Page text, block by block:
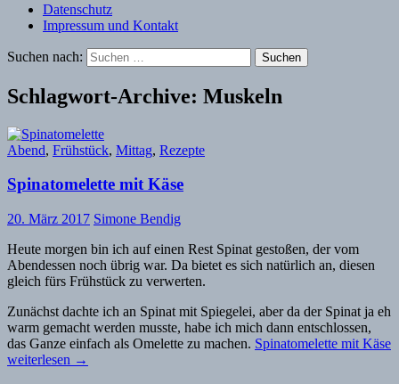
Datenschutz
Impressum und Kontakt
Suchen nach:
Schlagwort-Archive: Muskeln
Abend, Frühstück, Mittag, Rezepte
Spinatomelette mit Käse
20. März 2017 Simone Bendig
Heute morgen bin ich auf einen Rest Spinat gestoßen, der vom
Abendessen noch übrig war. Da bietet es sich natürlich an, diesen
gleich fürs Frühstück zu verwerten.
Zunächst dachte ich an Spinat mit Spiegelei, aber da der Spinat ja eh
warm gemacht werden musste, habe ich mich dann entschlossen,
das Ganze einfach als Omelette zu machen. Spinatomelette mit Käse
weiterlesen →